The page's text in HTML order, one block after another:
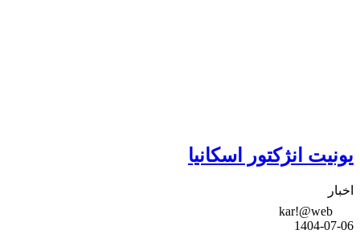
یونیت انژکتور اسکانیا
اخبار
1404-07-06